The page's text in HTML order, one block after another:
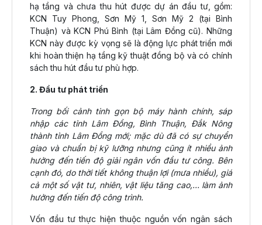
hạ tầng và chưa thu hút được dự án đầu tư, gồm:
KCN Tuy Phong, Sơn Mỹ 1, Sơn Mỹ 2 (tại Bình
Thuận) và KCN Phú Bình (tại Lâm Đồng cũ). Những
KCN này được kỳ vọng sẽ là động lực phát triển mới
khi hoàn thiện hạ tầng kỹ thuật đồng bộ và có chính
sách thu hút đầu tư phù hợp.
2. Đầu tư phát triển
Trong bối cảnh tinh gọn bộ máy hành chính, sáp
nhập các tỉnh Lâm Đồng, Bình Thuận, Đắk Nông
thành tỉnh Lâm Đồng mới; mặc dù đã có sự chuyển
giao và chuẩn bị kỹ lưỡng nhưng cũng ít nhiều ảnh
hưởng đến tiến độ giải ngân vốn đầu tư công. Bên
cạnh đó, do thời tiết không thuận lợi (mưa nhiều), giá
cả một số vật tư, nhiên, vật liệu tăng cao,... làm ảnh
hưởng đến tiến độ công trình.
Vốn đầu tư thực hiện thuộc nguồn vốn ngân sách